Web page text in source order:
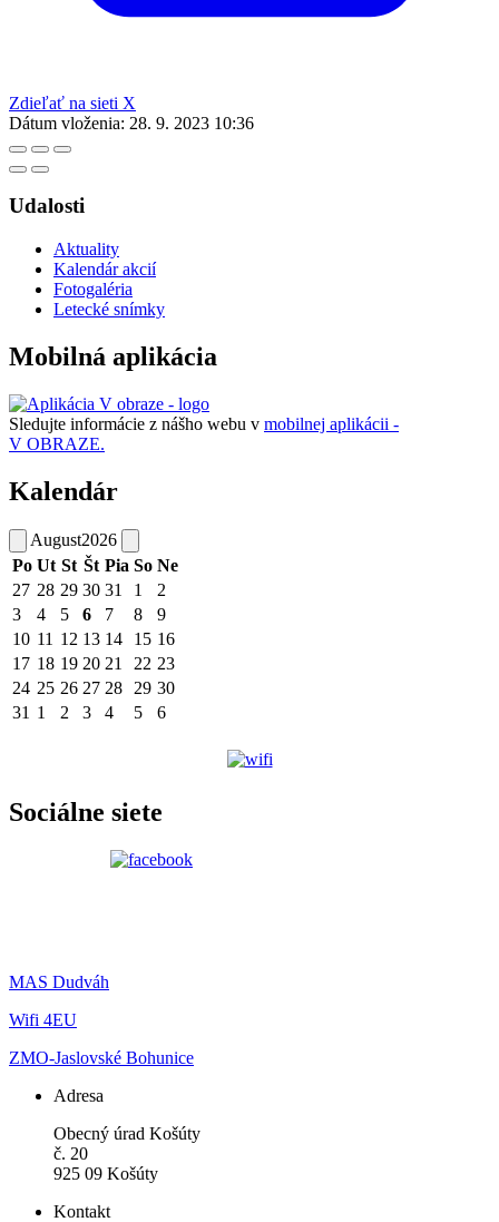
Zdieľať na sieti X
Dátum vloženia: 28. 9. 2023 10:36
Udalosti
Aktuality
Kalendár akcií
Fotogaléria
Letecké snímky
Mobilná aplikácia
Sledujte informácie z nášho webu v mobilnej aplikácii -
V OBRAZE.
Kalendár
August2026
Po Ut St Št Pia So Ne
27 28 29 30 31 1
2
3
4 5 6 7 8
9
10 11 12 13 14 15 16
17 18 19 20 21 22 23
24 25 26 27 28 29 30
31 1 2 3 4 5 6
Sociálne siete
MAS Dudváh
Wifi 4EU
ZMO-Jaslovské Bohunice
Adresa
Obecný úrad Košúty
č. 20
925 09 Košúty
Kontakt